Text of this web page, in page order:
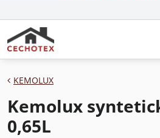
KEMOLUX
Kemolux
0,65L